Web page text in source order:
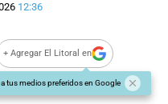
12:36
+ Agregar El Litoral en
tus medios preferidos en Google